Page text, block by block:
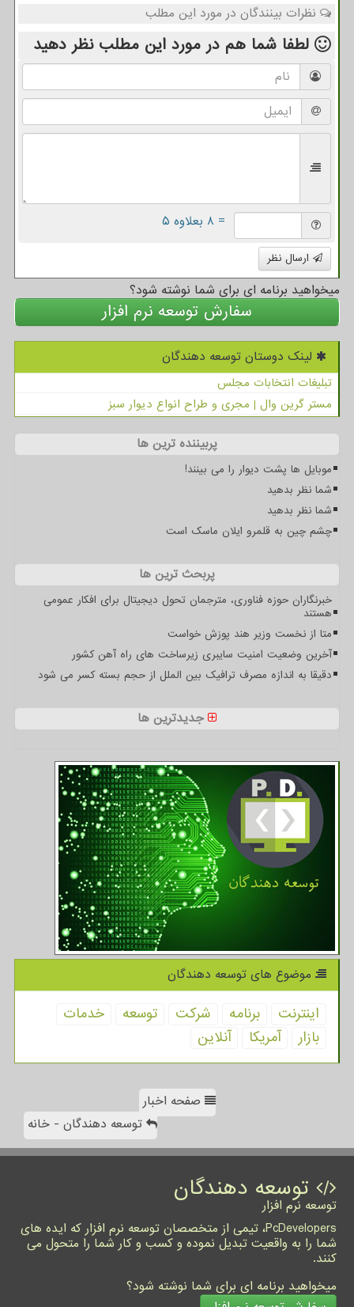
نظرات بینندگان در مورد این مطلب
لطفا شما هم در مورد این مطلب نظر دهید
= ۸ بعلاوه ۵
ارسال نظر
میخواهید برنامه ای برای شما نوشته شود؟
سفارش توسعه نرم افزار
لینک دوستان توسعه دهندگان
تبلیغات انتخابات مجلس
مستر گرین وال | مجری و طراح انواع دیوار سبز
پربیننده ترین ها
موبایل ها پشت دیوار را می بینند!
شما نظر بدهید
شما نظر بدهید
چشم چین به قلمرو ایلان ماسک است
پربحث ترین ها
خبرنگاران حوزه فناوری، مترجمان تحول دیجیتال برای افکار عمومی
هستند
متا از نخست وزیر هند پوزش خواست
آخرین وضعیت امنیت سایبری زیرساخت های راه آهن کشور
دقیقا به اندازه مصرف ترافیک بین الملل از حجم بسته کسر می شود
جدیدترین ها
موضوع های توسعه دهندگان
اینترنت برنامه شركت توسعه
خدمات
بازار
آمریكا آنلاین
صفحه اخبار
توسعه دهندگان - خانه
توسعه دهندگان
توسعه نرم افزار
PcDevelopers، تیمی از متخصصان توسعه نرم افزار که ایده های
شما را به واقعیت تبدیل نموده و کسب و کار شما را متحول می
کنند.
میخواهید برنامه ای برای شما نوشته شود؟